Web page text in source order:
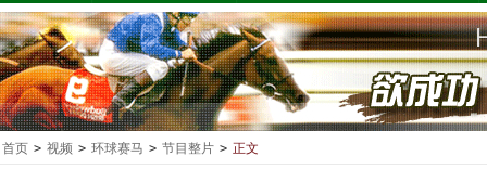
首页 > 视频 > 环球赛马 > 节目整片 > 正文